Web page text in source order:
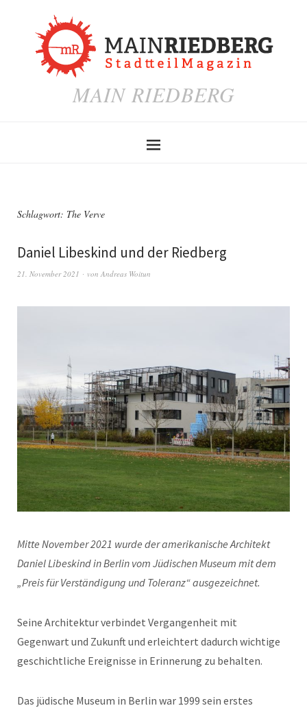
MAIN RIEDBERG
Schlagwort: The Verve
Daniel Libeskind und der Riedberg
21. November 2021 von Andreas Woitun
Mitte November 2021 wurde der amerikanische Architekt
Daniel Libeskind in Berlin vom Jüdischen Museum mit dem
„Preis für Verständigung und Toleranz“ ausgezeichnet.
Seine Architektur verbindet Vergangenheit mit
Gegenwart und Zukunft und erleichtert dadurch wichtige
geschichtliche Ereignisse in Erinnerung zu behalten.
Das jüdische Museum in Berlin war 1999 sein erstes